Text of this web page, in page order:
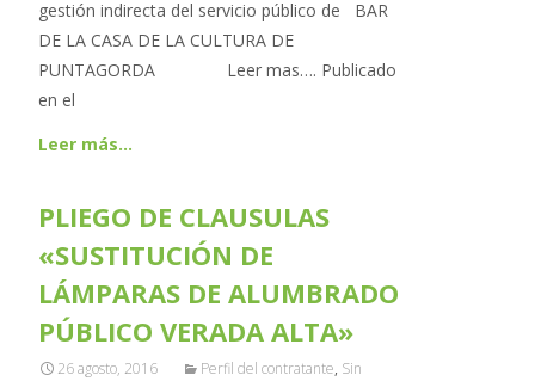
gestión indirecta del servicio público de BAR
DE LA CASA DE LA CULTURA DE
PUNTAGORDA Leer mas…. Publicado
en el
Leer más…
PLIEGO DE CLAUSULAS
«SUSTITUCIÓN DE
LÁMPARAS DE ALUMBRADO
PÚBLICO VERADA ALTA»
26 agosto, 2016 Perfil del contratante, Sin